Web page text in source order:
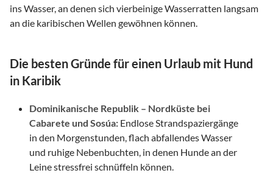
ins Wasser, an denen sich vierbeinige Wasserratten langsam
an die karibischen Wellen gewöhnen können.
Die besten Gründe für einen Urlaub mit Hund
in Karibik
Dominikanische Republik – Nordküste bei
Cabarete und Sosúa: Endlose Strandspaziergänge
in den Morgenstunden, flach abfallendes Wasser
und ruhige Nebenbuchten, in denen Hunde an der
Leine stressfrei schnüffeln können.